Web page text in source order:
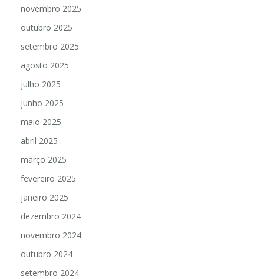
novembro 2025
outubro 2025
setembro 2025
agosto 2025
julho 2025
junho 2025
maio 2025
abril 2025
março 2025
fevereiro 2025
janeiro 2025
dezembro 2024
novembro 2024
outubro 2024
setembro 2024